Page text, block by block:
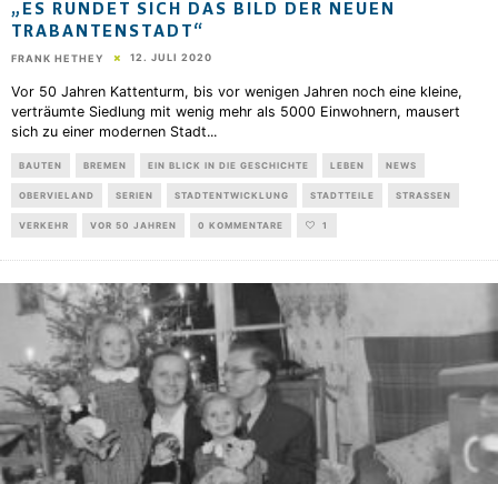
„ES RUNDET SICH DAS BILD DER NEUEN
TRABANTENSTADT“
FRANK HETHEY 12. JULI 2020
Vor 50 Jahren Kattenturm, bis vor wenigen Jahren noch eine kleine,
verträumte Siedlung mit wenig mehr als 5000 Einwohnern, mausert
sich zu einer modernen Stadt...
BAUTEN BREMEN EIN BLICK IN DIE GESCHICHTE LEBEN NEWS
OBERVIELAND SERIEN STADTENTWICKLUNG STADTTEILE STRASSEN
VERKEHR VOR 50 JAHREN 0 KOMMENTARE 1